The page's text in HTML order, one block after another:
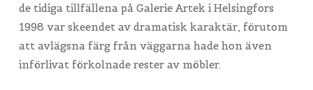
de tidiga tillfällena på Galerie Artek i Helsingfors
1998 var skeendet av dramatisk karaktär, förutom
att avlägsna färg från väggarna hade hon även
införlivat förkolnade rester av möbler.